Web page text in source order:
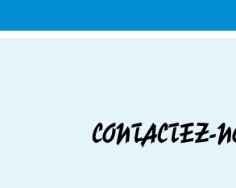
CONTACTEZ-